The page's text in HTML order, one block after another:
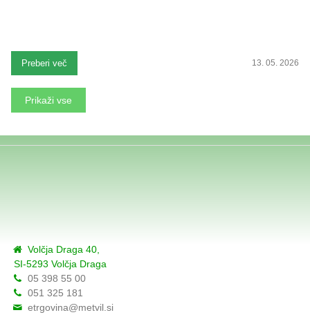
Preberi več 13. 05. 2026
Prikaži vse
Volčja Draga 40,
SI-5293 Volčja Draga
05 398 55 00
051 325 181
etrgovina@metvil.si